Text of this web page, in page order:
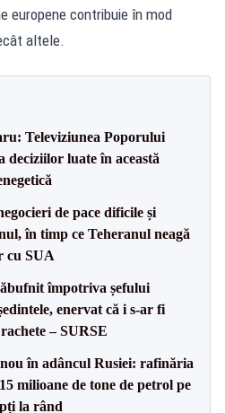
europene contribuie în mod
altele.
Televiziunea Poporului
deciziilor luate în această
de pace dificile și
în timp ce Teheranul neagă
cu SUA
împotriva șefului
enervat că i s-ar fi
– SURSE
în adâncul Rusiei: rafinăria
milioane de tone de petrol pe
la rând